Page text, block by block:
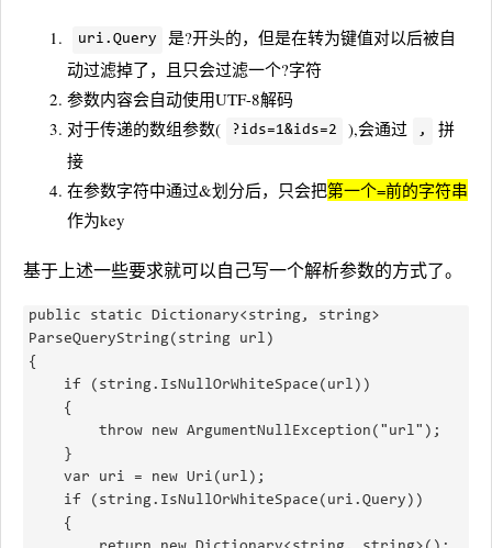
uri.Query
是?开头的，但是在转为键值对以后被自
动过滤掉了，且只会过滤一个?字符
参数内容会自动使用UTF-8解码
对于传递的数组参数(
?ids=1&ids=2 ),会通过 ,
拼
接
在参数字符中通过&划分后，只会把第一个=前的字符串
作为key
基于上述一些要求就可以自己写一个解析参数的方式了。
public static Dictionary<string, string>
ParseQueryString(string url)
{